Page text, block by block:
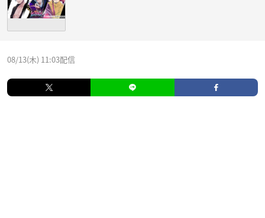
08/13(木) 11:03配信